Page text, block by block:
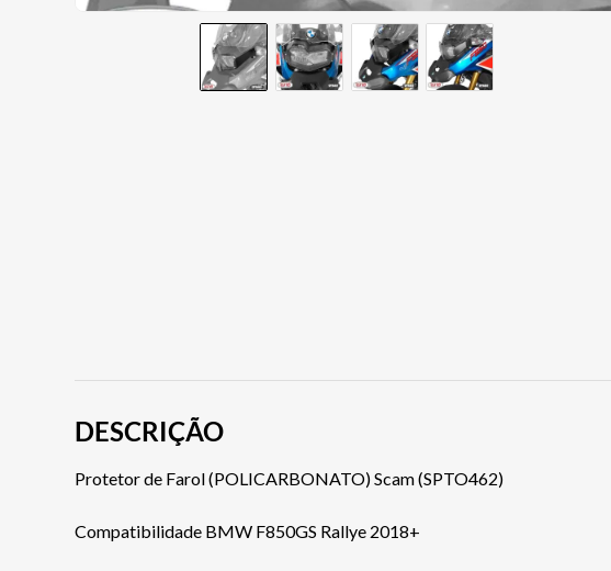
DESCRIÇÃO
Protetor de Farol (POLICARBONATO) Scam (SPTO462)
Compatibilidade BMW F850GS Rallye 2018+